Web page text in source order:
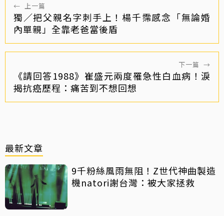
← 上一篇
獨／把父親名字刺手上！楊千霈感念「無論婚
內單親」全靠老爸當後盾
下一篇 →
《請回答1988》崔盛元兩度罹急性白血病！淚
揭抗癌歷程：痛苦到不想回想
最新文章
9千粉絲風雨無阻！Z世代神曲製造
機natori謝台灣：被大家拯救